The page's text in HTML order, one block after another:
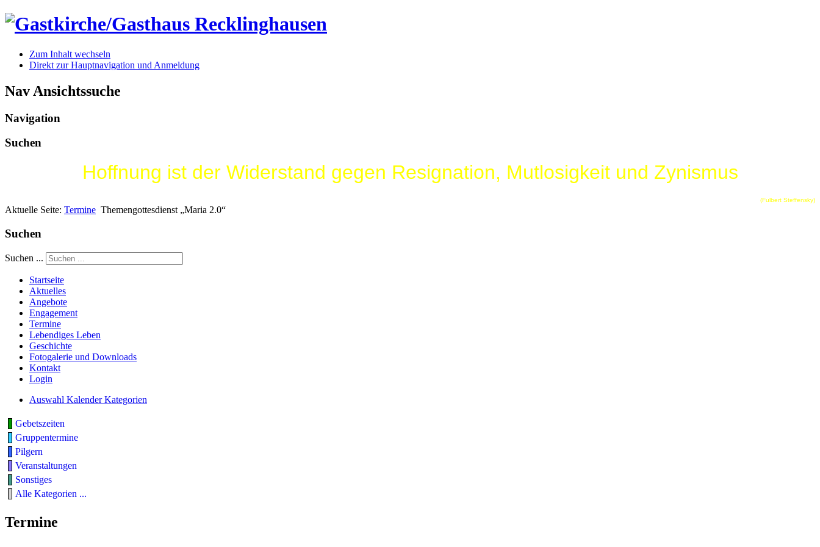
Zum Inhalt wechseln
Direkt zur Hauptnavigation und Anmeldung
Nav Ansichtssuche
Navigation
Suchen
Hoffnung ist der Widerstand gegen Resignation, Mutlosigkeit und Zynismus
(Fulbert Steffensky)
Aktuelle Seite: Termine Themengottesdienst „Maria 2.0“
Suchen
Suchen ...
Startseite
Aktuelles
Angebote
Engagement
Termine
Lebendiges Leben
Geschichte
Fotogalerie und Downloads
Kontakt
Login
Auswahl Kalender Kategorien
Gebetszeiten
Gruppentermine
Pilgern
Veranstaltungen
Sonstiges
Alle Kategorien ...
Termine